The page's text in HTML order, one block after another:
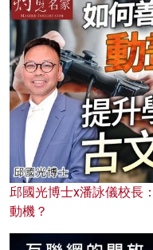
邱國光博士x潘詠儀校長
動機？